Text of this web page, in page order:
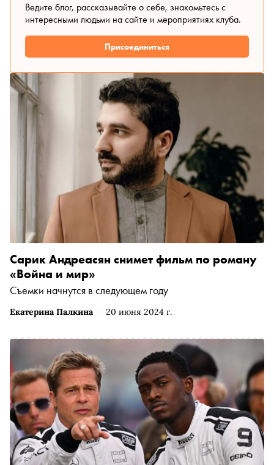
Ведите блог, рассказывайте о себе, знакомьтесь с
интересными людьми на сайте и мероприятиях клуба.
Присоединиться
Екатерина Палкина 20 июня 2024 г.
Сарик Андреасян снимет фильм по роману
«Война и мир»
Съемки начнутся в следующем году